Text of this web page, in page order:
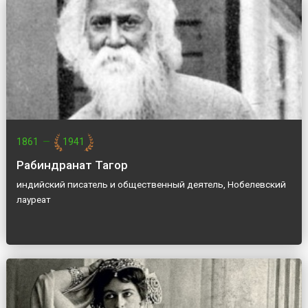
1861 — 1941
Рабиндранат Тагор
индийский писатель и общественный деятель, Нобелевский
лауреат